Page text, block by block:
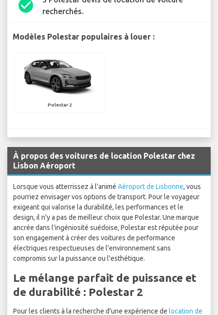
check_circle
recherchés.
Modèles Polestar populaires à louer :
Polestar 2
À propos des voitures de location Polestar chez
Lisbon Aéroport
Lorsque vous atterrissez à l'animé Aéroport de Lisbonne, vous
pourriez envisager vos options de transport. Pour le voyageur
exigeant qui valorise la durabilité, les performances et le
design, il n'y a pas de meilleur choix que Polestar. Une marque
ancrée dans l'ingéniosité suédoise, Polestar est réputée pour
son engagement à créer des voitures de performance
électriques respectueuses de l'environnement sans
compromis sur la puissance ou l'esthétique.
Le mélange parfait de puissance et
de durabilité : Polestar 2
Pour les clients à la recherche d'une expérience de location de